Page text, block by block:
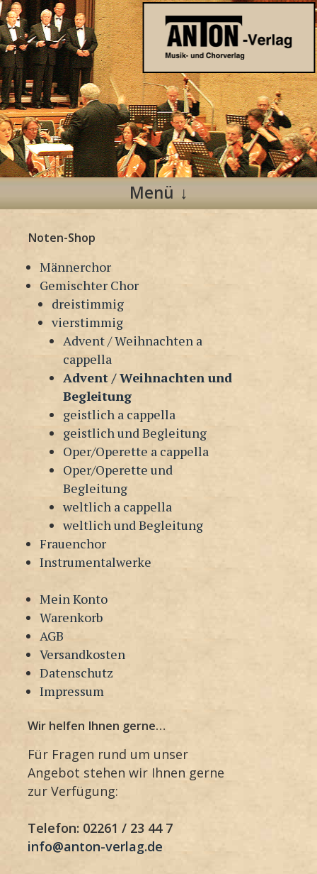
Anton Verlag
Musik- und Chorverlag
Menü
Inhalt
springen
Noten-Shop
Männerchor
Gemischter Chor
dreistimmig
vierstimmig
Advent / Weihnachten a
cappella
Advent / Weihnachten und
Begleitung
geistlich a cappella
geistlich und Begleitung
Oper/Operette a cappella
Oper/Operette und
Begleitung
weltlich a cappella
weltlich und Begleitung
Frauenchor
Instrumentalwerke
Mein Konto
Warenkorb
AGB
Versandkosten
Datenschutz
Impressum
Wir helfen Ihnen gerne…
Für Fragen rund um unser
Angebot stehen wir Ihnen gerne
zur Verfügung:
Telefon: 02261 / 23 44 7
info@anton-verlag.de